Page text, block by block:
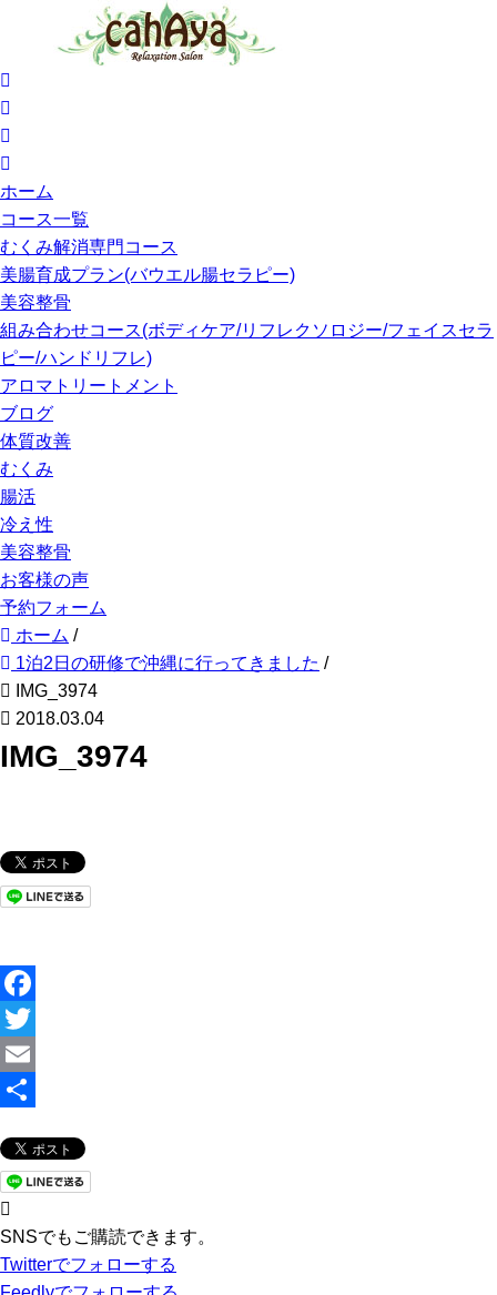
ホーム
コース一覧
むくみ解消専門コース
美腸育成プラン(バウエル腸セラピー)
美容整骨
組み合わせコース(ボディケア/リフレクソロジー/フェイスセラ
ピー/ハンドリフレ)
アロマトリートメント
ブログ
体質改善
むくみ
腸活
冷え性
美容整骨
お客様の声
予約フォーム
ホーム /
1泊2日の研修で沖縄に行ってきました /
IMG_3974
2018.03.04
IMG_3974
F
a
c
b
o
o
k
T
w
t
t
e
r
E
a
i
l
有
SNSでもご購読できます。
Twitterでフォローする